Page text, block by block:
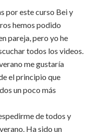
por este curso Bei y
hemos podido
pareja, pero yo he
todos los videos.
me gustaría
el principio que
un poco más
de todos y
Ha sido un